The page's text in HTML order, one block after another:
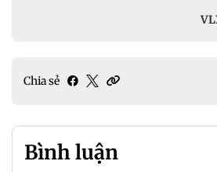
Chia sẻ
Bình luận